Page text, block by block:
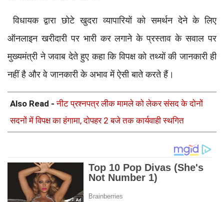
विधायक द्वारा छोटे खुदरा व्यापारियों को समर्थन देने के लिए
ऑनलाइन खरीदारी पर भारी कर लगाने के प्रस्ताव के सवाल पर
मुख्यमंत्री ने जवाब देते हुए कहा कि विपक्ष को तथ्यों की जानकारी ही
नहीं है और वे जानकारी के अभाव में ऐसी बाते करते हैं।
Also Read -नीट प्रश्नपत्र लीक मामले को लेकर संसद के दोनों
सदनों में विपक्ष का हंगामा, दोपहर 2 बजे तक कार्यवाही स्थगित